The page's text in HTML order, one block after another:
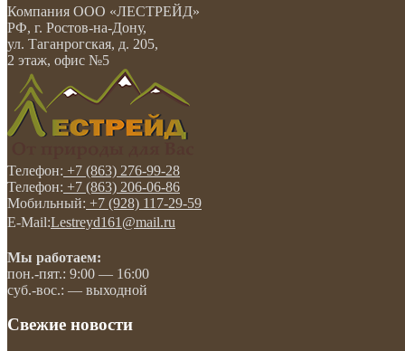
Компания ООО «ЛЕСТРЕЙД»
РФ, г. Ростов-на-Дону,
ул. Таганрогская, д. 205,
2 этаж, офис №5
Телефон: +7 (863) 276-99-28
Телефон: +7 (863) 206-06-86
Мобильный: +7 (928) 117-29-59
E-Mail:Lestreyd161@mail.ru
Мы работаем:
пон.-пят.: 9:00 — 16:00
суб.-вос.: — выходной
Свежие новости